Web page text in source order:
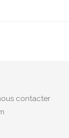
contacter